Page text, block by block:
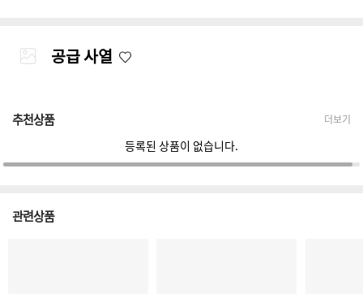
공급 사열
추천상품 더보기
등록된 상품이 없습니다.
관련상품